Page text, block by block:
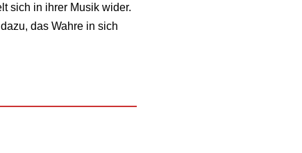
sich in ihrer Musik wider.
das Wahre in sich